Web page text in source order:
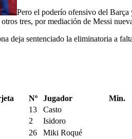
Pero el poderío ofensivo del Barça
tres, por mediación de Messi
deja sentenciado la eliminatoria a
Nº Jugador Min.
13
Casto
2
Isidoro
26
Miki Roqué